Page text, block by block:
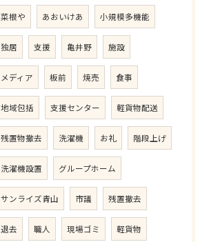
菜根や あおいけあ 小規模多機能
独居 支援 亀井野 施設
メディア 板前 焼売 食事
地域包括 支援センター 軽貨物配送
残置物撤去 洗濯機 お礼 階段上げ
洗濯機設置 グループホーム
サンライズ青山 市議 残置撤去
退去 職人 現場ゴミ 軽貨物